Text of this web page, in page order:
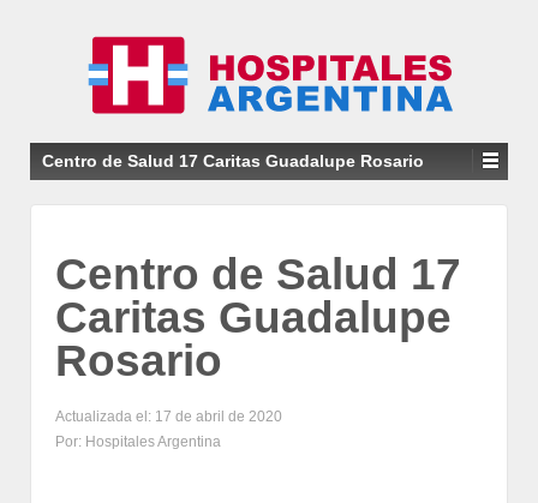
Centro de Salud 17 Caritas Guadalupe Rosario
Centro de Salud 17
Caritas Guadalupe
Rosario
Actualizada el: 17 de abril de 2020
Por: Hospitales Argentina